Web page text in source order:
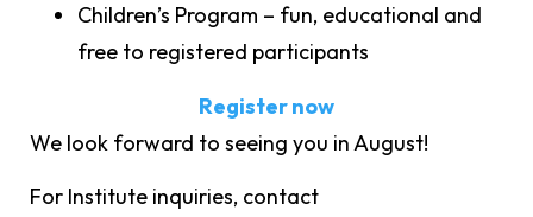
Children’s Program – fun, educational and
free to registered participants
Register now
We look forward to seeing you in August!
For Institute inquiries, contact